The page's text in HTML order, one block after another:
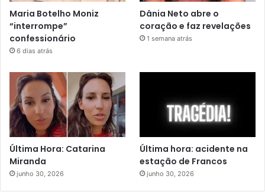
Maria Botelho Moniz
“interrompe”
confessionário
6 dias atrás
Dânia Neto abre o
coração e faz revelações
1 semana atrás
Última Hora: Catarina
Miranda
junho 30, 2026
Última hora: acidente na
estação de Francos
junho 30, 2026